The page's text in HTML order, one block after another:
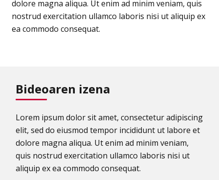
dolore magna aliqua. Ut enim ad minim veniam, quis
nostrud exercitation ullamco laboris nisi ut aliquip ex
ea commodo consequat.
Bideoaren izena
Lorem ipsum dolor sit amet, consectetur adipiscing
elit, sed do eiusmod tempor incididunt ut labore et
dolore magna aliqua. Ut enim ad minim veniam,
quis nostrud exercitation ullamco laboris nisi ut
aliquip ex ea commodo consequat.